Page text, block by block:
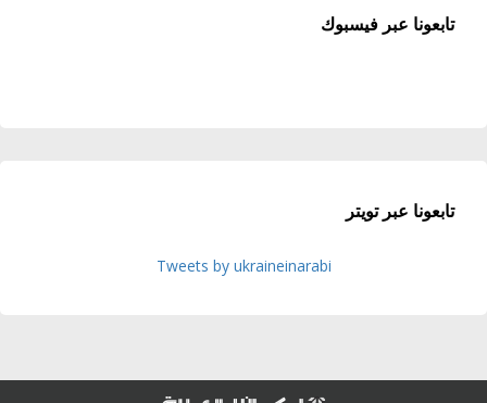
تابعونا عبر فيسبوك
تابعونا عبر تويتر
Tweets by ukraineinarabi